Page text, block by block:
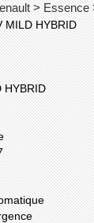
>
MILD HYBRID
HYBRID